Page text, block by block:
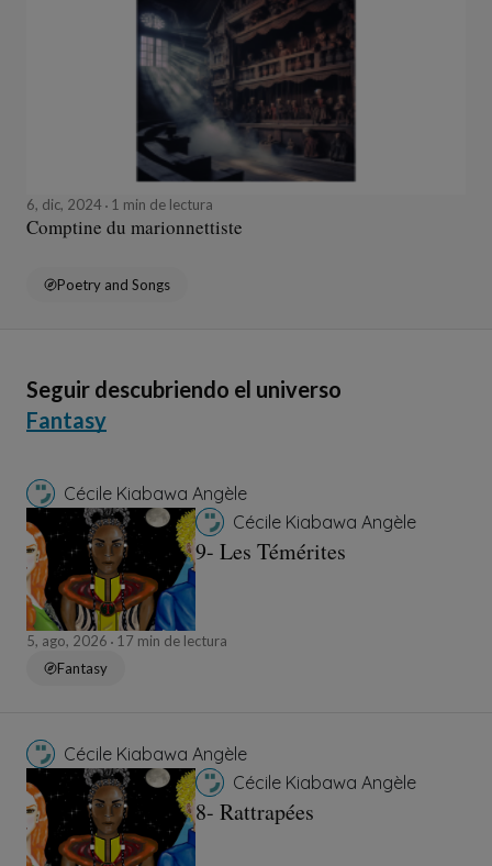
6, dic, 2024 1 min de lectura
Comptine du marionnettiste
Poetry and Songs
Seguir descubriendo el universo
Fantasy
Cécile Kiabawa Angèle
Cécile Kiabawa Angèle
9- Les Témérites
5, ago, 2026
17 min de lectura
Fantasy
Cécile Kiabawa Angèle
Cécile Kiabawa Angèle
8- Rattrapées